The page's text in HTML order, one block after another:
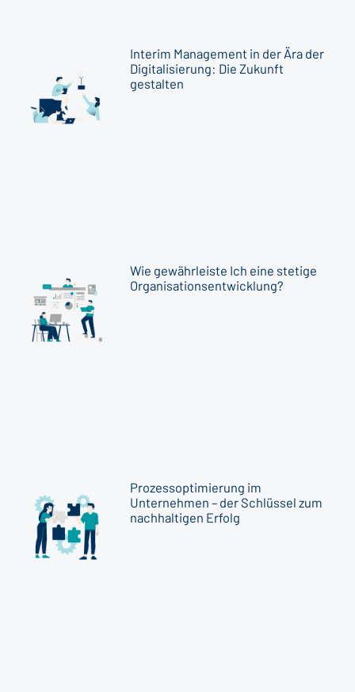
Interim Management in der Ära der
Digitalisierung: Die Zukunft
gestalten
Wie gewährleiste Ich eine stetige
Organisationsentwicklung?
Prozessoptimierung im
Unternehmen – der Schlüssel zum
nachhaltigen Erfolg